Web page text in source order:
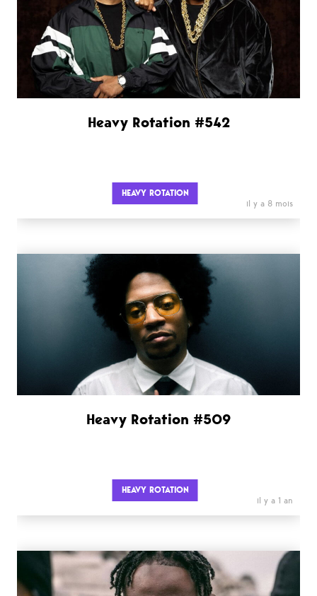
Heavy Rotation #542
HEAVY ROTATION
il y a 8 mois
Heavy Rotation #509
HEAVY ROTATION
il y a 1 an